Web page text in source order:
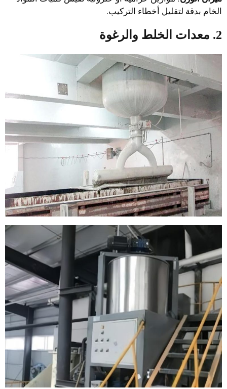
الخام بدقة لتقليل أخطاء التركيب.
2. معدات الخلط والرغوة